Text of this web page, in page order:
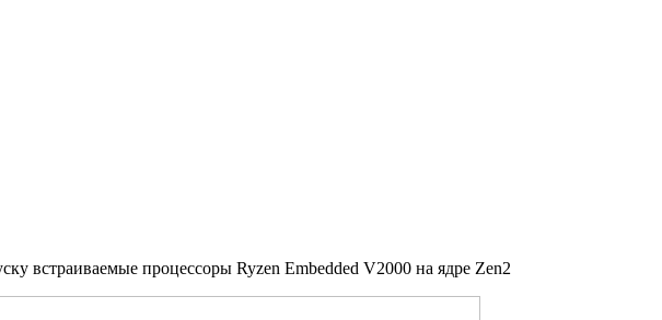
встраиваемые процессоры Ryzen Embedded V2000 на ядре Zen2